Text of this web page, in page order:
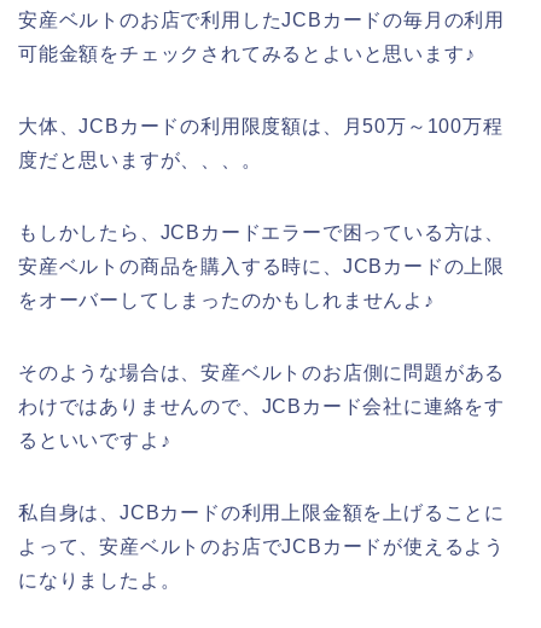
安産ベルトのお店で利用したJCBカードの毎月の利用
可能金額をチェックされてみるとよいと思います♪
大体、JCBカードの利用限度額は、月50万～100万程
度だと思いますが、、、。
もしかしたら、JCBカードエラーで困っている方は、
安産ベルトの商品を購入する時に、JCBカードの上限
をオーバーしてしまったのかもしれませんよ♪
そのような場合は、安産ベルトのお店側に問題がある
わけではありませんので、JCBカード会社に連絡をす
るといいですよ♪
私自身は、JCBカードの利用上限金額を上げることに
よって、安産ベルトのお店でJCBカードが使えるよう
になりましたよ。